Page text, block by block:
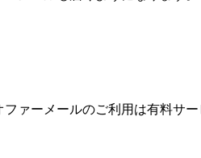
ァーメールのご利用は有料サー